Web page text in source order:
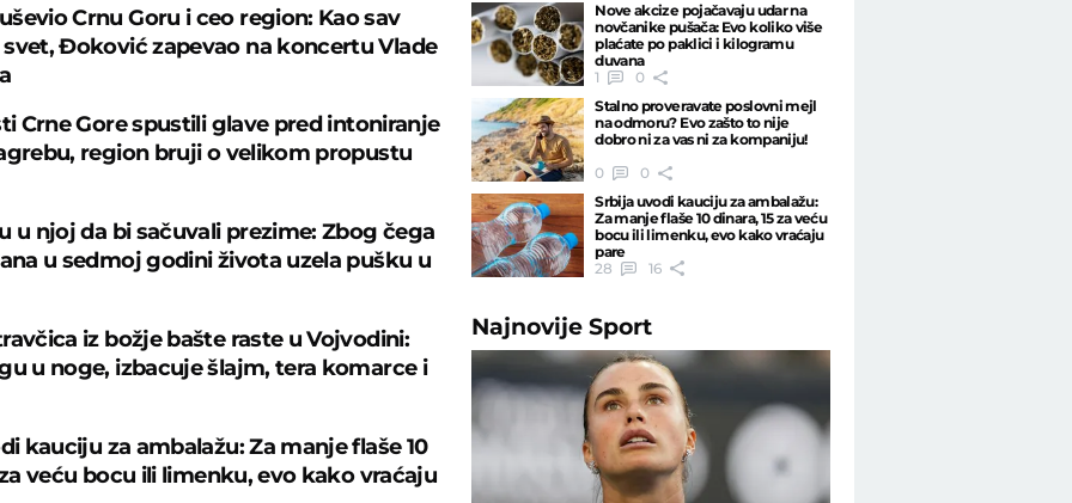
Crnu Goru i ceo region: Kao sav
Đoković zapevao na koncertu Vlade
Crne Gore spustili glave pred intoniranje
region bruji o velikom propustu
u njoj da bi sačuvali prezime: Zbog čega
u sedmoj godini života uzela pušku u
iz božje bašte raste u Vojvodini:
u noge, izbacuje šlajm, tera komarce i
kauciju za ambalažu: Za manje flaše 10
veću bocu ili limenku, evo kako vraćaju
Nove akcize pojačavaju udar na
novčanike pušača: Evo koliko više
plaćate po paklici i kilogramu
duvana
1
0
Stalno proveravate poslovni mejl
na odmoru? Evo zašto to nije
dobro ni za vas ni za kompaniju!
0
0
Srbija uvodi kauciju za ambalažu:
Za manje flaše 10 dinara, 15 za veću
bocu ili limenku, evo kako vraćaju
pare
28
16
NajnovijeSport